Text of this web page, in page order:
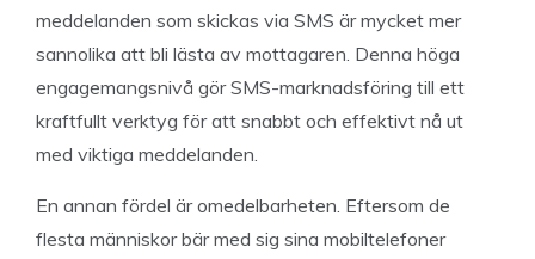
meddelanden som skickas via SMS är mycket mer
sannolika att bli lästa av mottagaren. Denna höga
engagemangsnivå gör SMS-marknadsföring till ett
kraftfullt verktyg för att snabbt och effektivt nå ut
med viktiga meddelanden.
En annan fördel är omedelbarheten. Eftersom de
flesta människor bär med sig sina mobiltelefoner